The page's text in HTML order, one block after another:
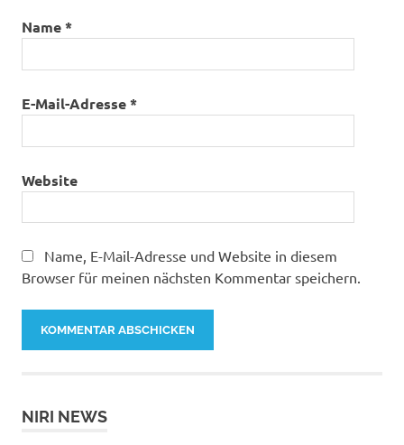
Name*
E-Mail-Adresse*
Website
Name, E-Mail-Adresse und Website in diesem
Browser für meinen nächsten Kommentar speichern.
NIRI NEWS